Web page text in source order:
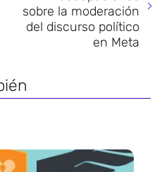
sobre la moderación
del discurso político
en Meta